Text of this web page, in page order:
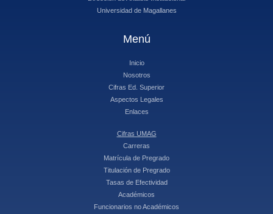
Universidad de Magallanes
Menú
Inicio
Nosotros
Cifras Ed. Superior
Aspectos Legales
Enlaces
Cifras UMAG
Carreras
Matrícula de Pregrado
Titulación de Pregrado
Tasas de Efectividad
Académicos
Funcionarios no Académicos